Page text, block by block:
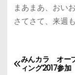
まあまあ、おい
さてさて、来週
投みんカラ オー
ィング2017参加